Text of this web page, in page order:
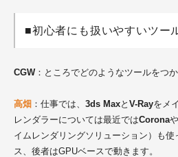
■初心者にも扱いやすいツー
CGW：ところでどのようなツールをつ
高畑 ：仕事では、 3ds Maxと V-Rayをメ
レンダラーについては最近ではCoronaや
イムレンダリングソリューション）も
ス、後者はGPUベースで動きます。